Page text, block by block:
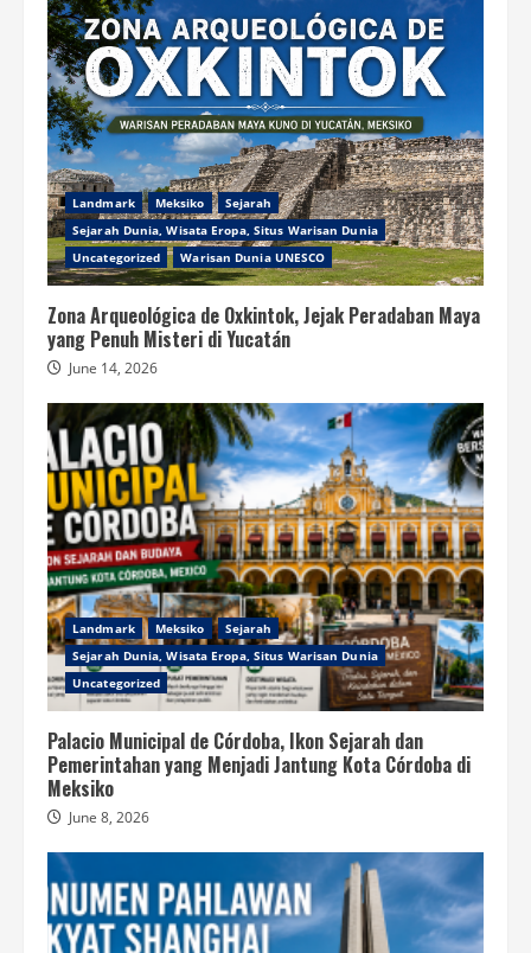
Landmark Meksiko
Sejarah
Sejarah Dunia, Wisata Eropa, Situs Warisan Dunia
Uncategorized
Warisan Dunia UNESCO
Zona Arqueológica de Oxkintok, Jejak Peradaban Maya
yang Penuh Misteri di Yucatán
June 14, 2026
Landmark Meksiko
Sejarah
Sejarah Dunia, Wisata Eropa, Situs Warisan Dunia
Uncategorized
Palacio Municipal de Córdoba, Ikon Sejarah dan
Pemerintahan yang Menjadi Jantung Kota Córdoba di
Meksiko
June 8, 2026